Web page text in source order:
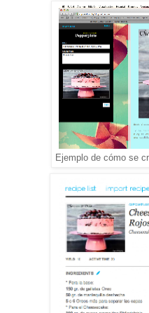
Ejemplo de cómo se